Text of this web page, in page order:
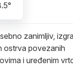
°
zanimljiv,
ostrva povezanih
i uređenim